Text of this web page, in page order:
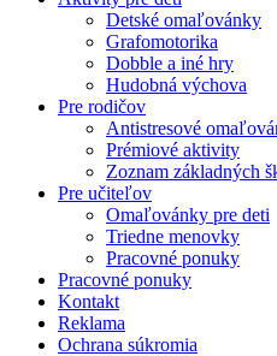
Detské omaľovánky
Grafomotorika
Dobble a iné hry
Hudobná výchova
Pre rodičov
Antistresové
Prémiové aktivity
Zoznam základných
Pre učiteľov
Omaľovánky pre deti
Triedne menovky
Pracovné ponuky
Pracovné ponuky
Kontakt
Reklama
Ochrana súkromia